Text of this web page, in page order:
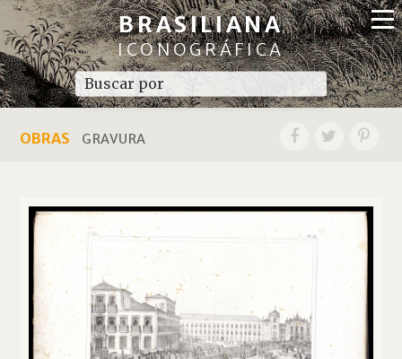
BRASILIANA
ICONOGRÁFICA
OBRAS GRAVURA